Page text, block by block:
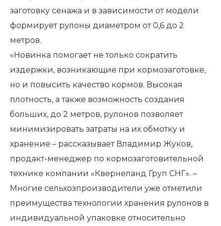
заготовку сенажа и в зависимости от модели
формирует рулоны диаметром от 0,6 до 2
метров.
«Новинка помогает не только сократить
издержки, возникающие при кормозаготовке,
но и повысить качество кормов. Высокая
плотность, а также возможность создания
больших, до 2 метров, рулонов позволяет
минимизировать затраты на их обмотку и
хранение – рассказывает Владимир Жуков,
продакт-менеджер по кормозаготовительной
технике компании «Квернеланд Груп СНГ». –
Многие сельхозпроизводители уже отметили
преимущества технологии хранения рулонов в
индивидуальной упаковке относительно